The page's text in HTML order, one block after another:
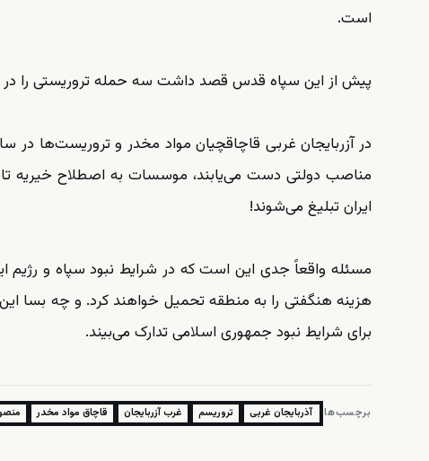
است.
پیش از این سپاه قدس قصد داشت سه حمله تروریستی را در
در آزربایجان غربی قاچاقچیان مواد مخدر و تروریست‌ها در
مناصب دولتی دست می‌یابند، موسسات به اصطلاح خیریه
ایران تبلیغ می‌شوند!
مسئله واقعاً جدی این است که در شرایط نبود سپاه و رژیم
هزینه هنگفتی را به منطقه تحمیل خواهند کرد. و چه بسا
برای شرایط نبود جمهوری اسلامی تدارک می‌بیند.
برچسب‌ها: آذربایجان غربی تروریسم غرب آزربایجان قاچاق مواد مخدر